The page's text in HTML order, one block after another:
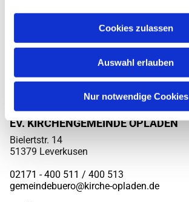
Cookies zulassen
Auswahl erlauben
Nur notwendige Cookies
EV. KIRCHENGEMEINDE OPLADEN
Bielertstr. 14
51379 Leverkusen
02171 - 400 511 / 400 513
gemeindebuero@kirche-opladen.de